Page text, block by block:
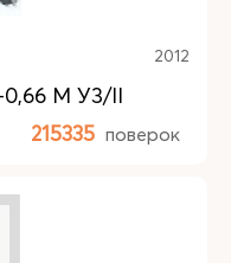
2012
М У3/II
215335 поверок